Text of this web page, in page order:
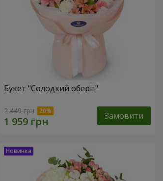
Букет "Солодкий оберіг"
2 449 грн Замовити